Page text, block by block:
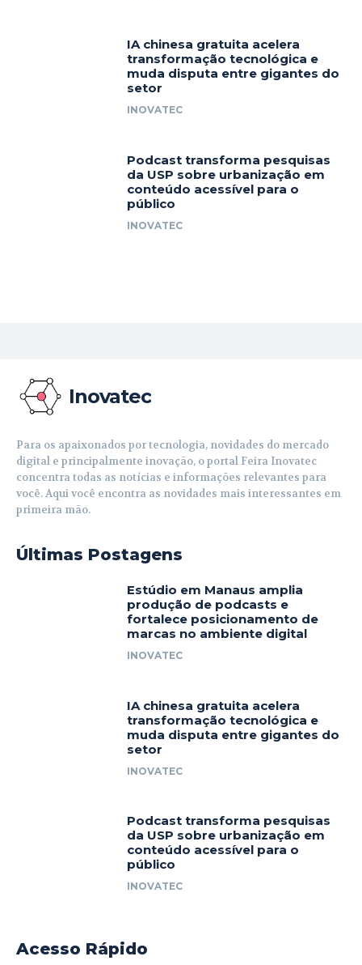
IA chinesa gratuita acelera
transformação tecnológica e
muda disputa entre gigantes do
setor
INOVATEC
Podcast transforma pesquisas
da USP sobre urbanização em
conteúdo acessível para o
público
INOVATEC
Inovatec
Para os apaixonados por tecnologia, novidades do mercado
digital e principalmente inovação, o portal Feira Inovatec
concentra todas as notícias e informações relevantes para
você. Aqui você encontra as novidades mais interessantes em
primeira mão.
Últimas Postagens
Estúdio em Manaus amplia
produção de podcasts e
fortalece posicionamento de
marcas no ambiente digital
INOVATEC
IA chinesa gratuita acelera
transformação tecnológica e
muda disputa entre gigantes do
setor
INOVATEC
Podcast transforma pesquisas
da USP sobre urbanização em
conteúdo acessível para o
público
INOVATEC
Acesso Rápido